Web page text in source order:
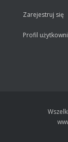
Zarejestruj się
Profil